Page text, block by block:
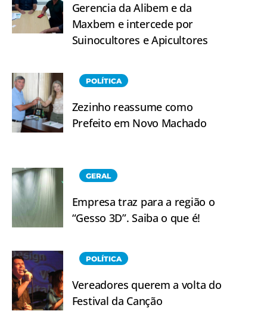
Gerencia da Alibem e da
Maxbem e intercede por
Suinocultores e Apicultores
POLÍTICA
Zezinho reassume como
Prefeito em Novo Machado
GERAL
Empresa traz para a região o
“Gesso 3D”. Saiba o que é!
POLÍTICA
Vereadores querem a volta do
Festival da Canção